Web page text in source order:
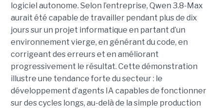
logiciel autonome. Selon l’entreprise, Qwen 3.8-Max
aurait été capable de travailler pendant plus de dix
jours sur un projet informatique en partant d’un
environnement vierge, en générant du code, en
corrigeant des erreurs et en améliorant
progressivement le résultat. Cette démonstration
illustre une tendance forte du secteur : le
développement d’agents IA capables de fonctionner
sur des cycles longs, au-delà de la simple production